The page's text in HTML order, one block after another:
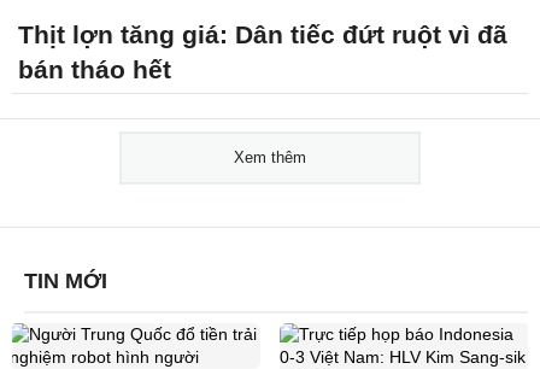
Thịt lợn tăng giá: Dân tiếc đứt ruột vì đã
bán tháo hết
Xem thêm
TIN MỚI